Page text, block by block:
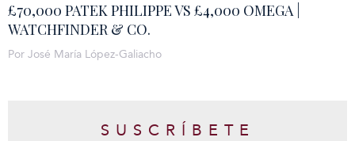
£70,000 PATEK PHILIPPE VS £4,000 OMEGA |
WATCHFINDER & CO.
Por José María López-Galiacho
SUSCRÍBETE